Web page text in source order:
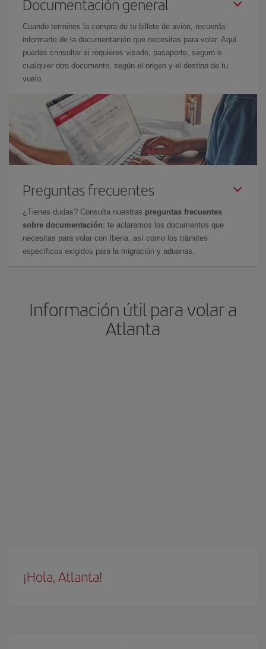
Documentación general
Cuando termines la compra de tu billete de avión, recuerda
informarte de la documentación que necesitas para volar. Aquí
puedes consultar si requieres visado, pasaporte, seguro o
cualquier otro documento, según el origen y el destino de tu
vuelo.
Preguntas frecuentes
¿Tienes dudas? Consulta nuestras preguntas frecuentes
sobre documentación: te aclaramos los documentos que
necesitas para volar con Iberia, así como los trámites
específicos exigidos para la migración y aduanas.
Información útil para volar a
Atlanta
¡Hola, Atlanta!